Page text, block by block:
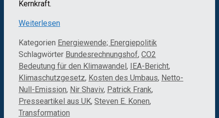
Kernkraft.
Weiterlesen
Kategorien Energiewende; Energiepolitik
Schlagwörter Bundesrechnungshof, CO2
Bedeutung für den Klimawandel, IEA-Bericht,
Klimaschutzgesetz, Kosten des Umbaus, Netto-
Null-Emission, Nir Shaviv, Patrick Frank,
Presseartikel aus UK, Steven E. Konen,
Transformation